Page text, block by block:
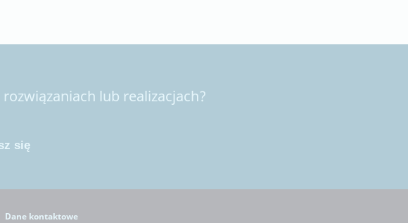
lub realizacjach?
Dane kontaktowe